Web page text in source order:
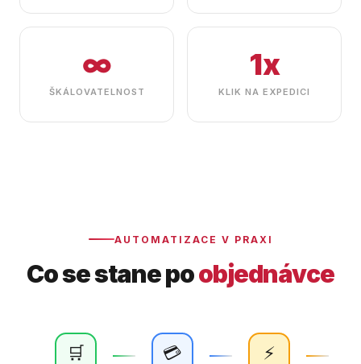
∞
ŠKÁLOVATELNOST
1x
KLIK NA EXPEDICI
AUTOMATIZACE V PRAXI
Co se stane poobjednávce
🛒 💳 ⚡